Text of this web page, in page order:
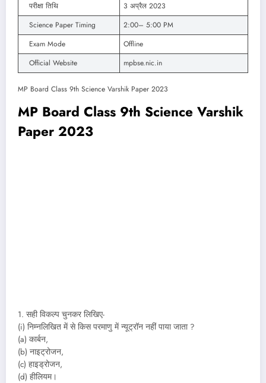
परीक्षा तिथि
3 अप्रैल 2023
Science Paper Timing
2:00– 5:00 PM
Exam Mode
Offline
Official Website
mpbse.nic.in
MP Board Class 9th Science Varshik Paper 2023
MP Board Class 9th Science Varshik
Paper 2023
1. सही विकल्प चुनकर लिखिए-
(i) निम्नलिखित में से किस परमाणु में न्यूट्रॉन नहीं पाया जाता ?
(a) कार्बन,
(b) नाइट्रोजन,
(c) हाइड्रोजन,
(d) हीलियम।